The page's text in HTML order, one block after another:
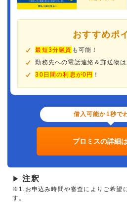
おすすめポ
最短3分融資 も可能！
勤務先への電話連絡＆郵送物は
30日間の利息が0円 ！
借入可能か1秒で
プロミスの詳細
▶ 注釈
※1.お申込み時間や審査によりご希望
す。